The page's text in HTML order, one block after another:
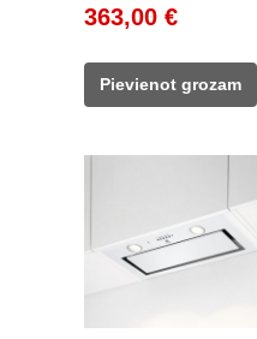
Original
was:
522,00 €.
363,00 €Current
363,00 €.
Pievienot grozam